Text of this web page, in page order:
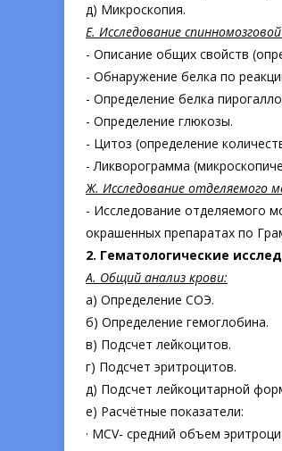
д) Микроскопия.
Е. Исследование
- Описание общих свойств
- Обнаружение белка по
- Определение белка
- Определение глюкозы.
- Цитоз (определение
- Ликворограмма
Ж. Исследование отделяемого
- Исследование отделяемого
окрашенных препаратах по
2. Гематологические
А. Общий анализ крови:
а) Определение СОЭ.
б) Определение гемоглобина.
в) Подсчет лейкоцитов.
г) Подсчет эритроцитов.
д) Подсчет лейкоцитарной
е) Расчётные показатели:
· MCV- cредний объем